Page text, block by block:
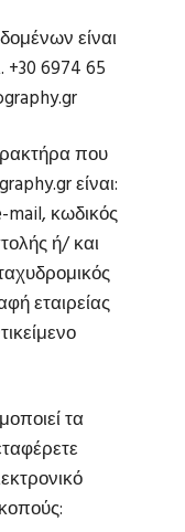
είναι
6974 65
που
είναι:
κωδικός
ή/ και
εταιρείας
τα